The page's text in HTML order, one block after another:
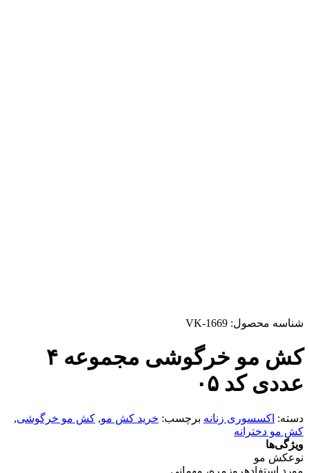
شناسه محصول: VK-1669
کش مو خرگوشی مجموعه ۴
عددی کد ۰۵
دسته: اکسسوری زنانه برچسب: خرید کش مو, کش مو خرگوشی,
کش مو دخترانه
ویژگی‌ها
نوعکش مو
مورد استفادهروزمره، مهمانی